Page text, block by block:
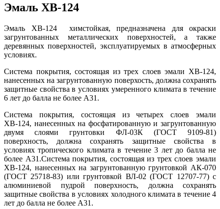
Эмаль ХВ-124
Эмаль ХВ-124 химстойкая, предназначена для окраски
загрунтованных металлических поверхностей, а также
деревянных поверхностей, эксплуатируемых в атмосферных
условиях.
Система покрытия, состоящая из трех слоев эмали ХВ-124,
нанесенных на загрунтованную поверхость, должна сохранять
защитные свойства в условиях умеренного климата в течение
6 лет до балла не более А31.
Система покрытия, состоящая из четырех слоев эмали
ХВ-124, нанесенных на фосфатированную и загрунтованную
двумя слоями грунтовки ФЛ-03К (ГОСТ 9109-81)
поверхность, должна сохранять защитные свойства в
условиях тропического климата в течение 3 лет до балла не
более А31.Система покрытия, состоящая из трех слоев эмали
ХВ-124, нанесенных на загрунтованную грунтовкой АК-070
(ГОСТ 25718-83) или грунтовкой ВЛ-02 (ГОСТ 12707-77) с
алюминиевой пудрой поверхность, должна сохранять
защитные свойства в условиях холодного климата в течение 4
лет до балла не более А31.